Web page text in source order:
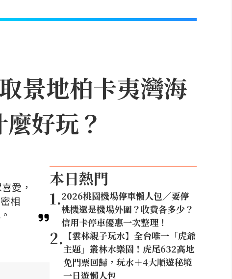
景地柏卡夷灣海
好玩？
愛，
相
本日熱門
1.2026桃園機場停車懶人包／要停
桃機還是機場外圍？收費各多少？
信用卡停車優惠一次整理！
2. 【雲林親子玩水】全台唯一「虎爺
主題」叢林水樂園！虎尾632高地
免門票回歸，玩水＋4大順遊秘境
一日遊懶人包